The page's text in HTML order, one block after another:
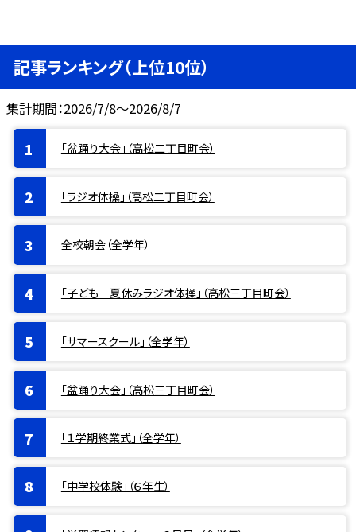
記事ランキング（上位10位）
集計期間：2026/7/8～2026/8/7
「盆踊り大会」（高松二丁目町会）
「ラジオ体操」（高松二丁目町会）
全校朝会（全学年）
「子ども 夏休みラジオ体操」（高松三丁目町会）
「サマースクール」（全学年）
「盆踊り大会」（高松三丁目町会）
「１学期終業式」（全学年）
「中学校体験」（６年生）